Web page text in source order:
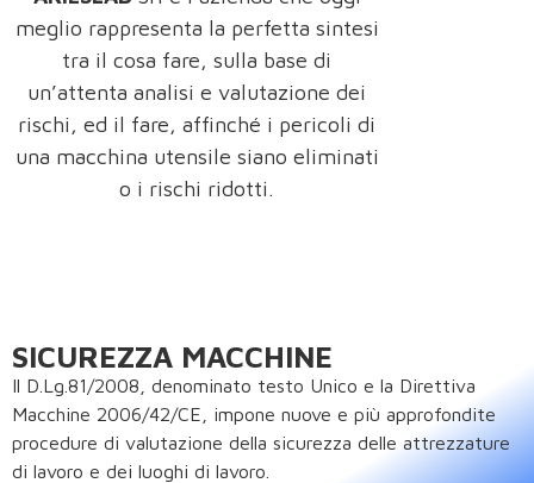
meglio rappresenta la perfetta sintesi
tra il cosa fare, sulla base di
un’attenta analisi e valutazione dei
rischi, ed il fare, affinché i pericoli di
una macchina utensile siano eliminati
o i rischi ridotti.
SICUREZZA MACCHINE
Il D.Lg.81/2008, denominato testo Unico e la Direttiva
Macchine 2006/42/CE, impone nuove e più approfondite
procedure di valutazione della sicurezza delle attrezzature
di lavoro e dei luoghi di lavoro.